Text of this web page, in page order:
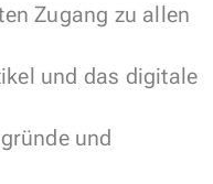
Zugang zu allen
und das digitale
und